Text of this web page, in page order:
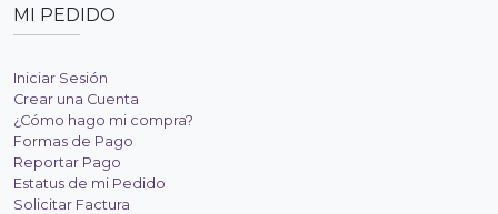
MI PEDIDO
Iniciar Sesión
Crear una Cuenta
¿Cómo hago mi compra?
Formas de Pago
Reportar Pago
Estatus de mi Pedido
Solicitar Factura